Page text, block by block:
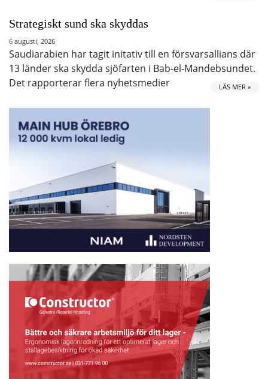
Strategiskt sund ska skyddas
6 augusti, 2026
Saudiarabien har tagit initativ till en försvarsallians där
13 länder ska skydda sjöfarten i Bab-el-Mandebsundet.
Det rapporterar flera nyhetsmedier
LÄS MER »